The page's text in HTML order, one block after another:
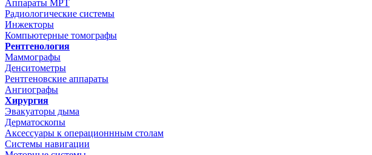
Аппараты МРТ
Радиологические системы
Инжекторы
Компьютерные томографы
Рентгенология
Маммографы
Денситометры
Рентгеновские аппараты
Ангиографы
Хирургия
Эвакуаторы дыма
Дерматоскопы
Аксессуары к операционнным столам
Системы навигации